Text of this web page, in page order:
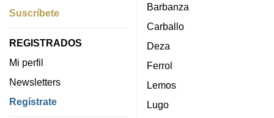
Suscríbete
REGISTRADOS
Mi perfil
Newsletters
Regístrate
Barbanza
Carballo
Deza
Ferrol
Lemos
Lugo